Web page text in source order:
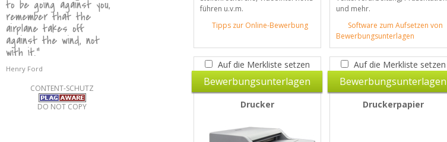
to be going against you,
remember that the
airplane takes off
against the wind, not
with it."
Henry Ford
CONTENT-SCHUTZ
DO NOT COPY
führen u.v.m.
Tipps zur Online-Bewerbung
und mehr.
Software zum Aufsetzen von
Bewerbungsunterlagen
Auf die Merkliste setzen
Bewerbungsunterlagen
Drucker
Auf die Merkliste setzen
Bewerbungsunterlagen
Druckerpapier